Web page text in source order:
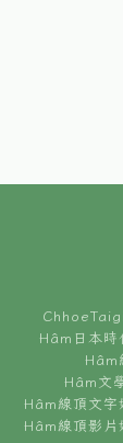
Hâm日本
Hâm
Hâm文
Hâm線頂文
Hâm線頂影